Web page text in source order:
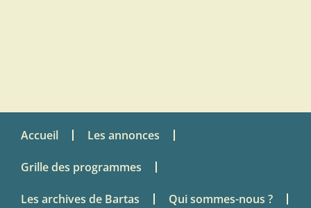
Accueil Les annonces
Grille des programmes
Les archives de Bartas Qui sommes-nous ?